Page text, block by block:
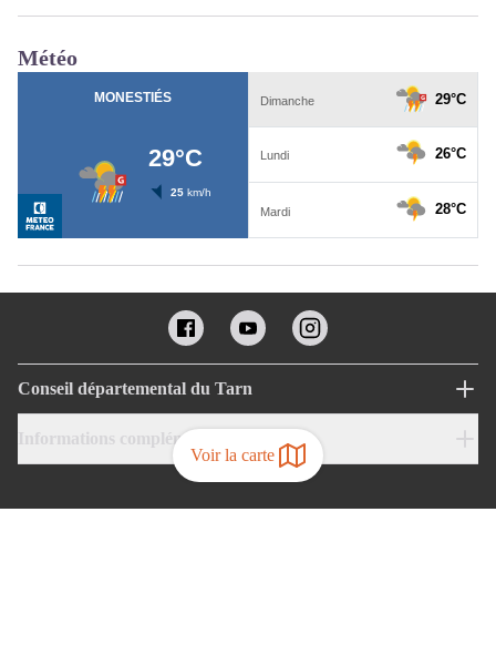
Voir la carte
Météo
Conseil départemental du Tarn
Informations complémentaires